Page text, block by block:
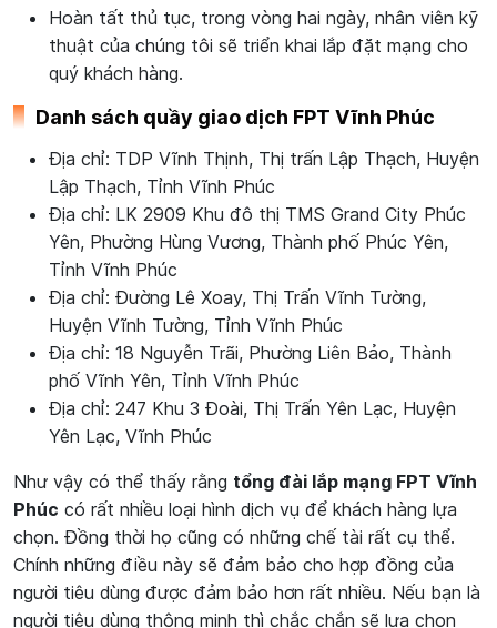
Hoàn tất thủ tục, trong vòng hai ngày, nhân viên kỹ
thuật của chúng tôi sẽ triển khai lắp đặt mạng cho
quý khách hàng.
Danh sách quầy giao dịch FPT Vĩnh Phúc
Địa chỉ: TDP Vĩnh Thịnh, Thị trấn Lập Thạch, Huyện
Lập Thạch, Tỉnh Vĩnh Phúc
Địa chỉ: LK 2909 Khu đô thị TMS Grand City Phúc
Yên, Phường Hùng Vương, Thành phố Phúc Yên,
Tỉnh Vĩnh Phúc
Địa chỉ: Đường Lê Xoay, Thị Trấn Vĩnh Tường,
Huyện Vĩnh Tường, Tỉnh Vĩnh Phúc
Địa chỉ: 18 Nguyễn Trãi, Phường Liên Bảo, Thành
phố Vĩnh Yên, Tỉnh Vĩnh Phúc
Địa chỉ: 247 Khu 3 Đoài, Thị Trấn Yên Lạc, Huyện
Yên Lạc, Vĩnh Phúc
Như vậy có thể thấy rằng tổng đài lắp mạng FPT Vĩnh
Phúc có rất nhiều loại hình dịch vụ để khách hàng lựa
chọn. Đồng thời họ cũng có những chế tài rất cụ thể.
Chính những điều này sẽ đảm bảo cho hợp đồng của
người tiêu dùng được đảm bảo hơn rất nhiều. Nếu bạn là
người tiêu dùng thông minh thì chắc chắn sẽ lựa chọn